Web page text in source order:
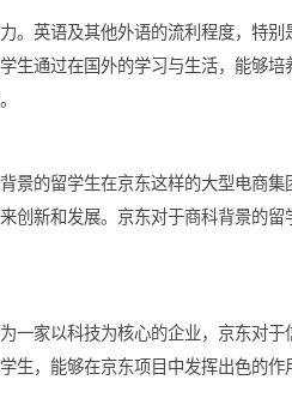
比如，心理学、生物科学、人文
才在分析消费者心理、进行品牌
要竞争力。英语及其他外语的流
质。留学生通过在国外的学习与
加分项。
。商科背景的留学生在京东这样